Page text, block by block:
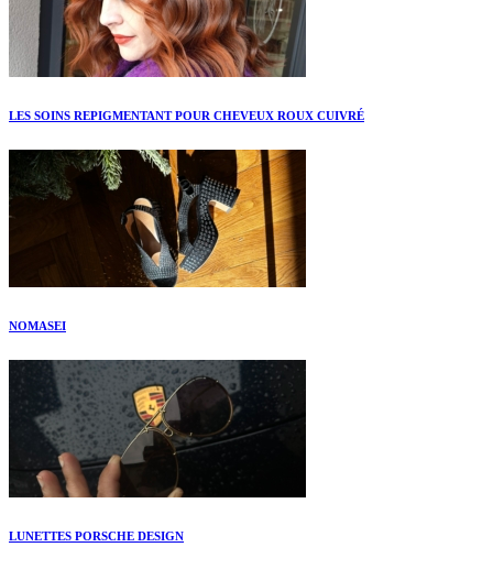
LES SOINS REPIGMENTANT POUR CHEVEUX ROUX CUIVRÉ
NOMASEI
LUNETTES PORSCHE DESIGN